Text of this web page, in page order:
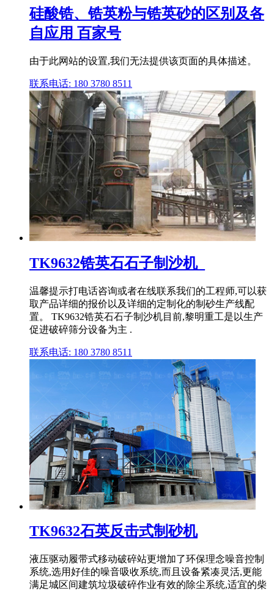
硅酸锆、锆英粉与锆英砂的区别及各
自应用 百家号
由于此网站的设置,我们无法提供该页面的具体描述。
联系电话: 180 3780 8511
TK9632锆英石石子制沙机_
温馨提示打电话咨询或者在线联系我们的工程师,可以获
取产品详细的报价以及详细的定制化的制砂生产线配
置。 TK9632锆英石石子制沙机目前,黎明重工是以生产
促进破碎筛分设备为主 .
联系电话: 180 3780 8511
TK9632石英反击式制砂机
液压驱动履带式移动破碎站更增加了环保理念噪音控制
系统,选用好佳的噪音吸收系统,而且设备紧凑灵活,更能
满足城区间建筑垃圾破碎作业有效的除尘系统,适宜的柴